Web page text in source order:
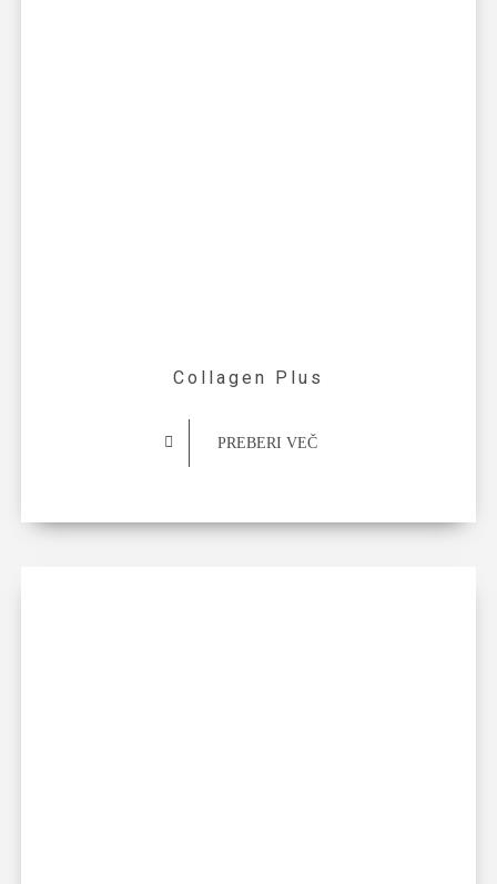
Collagen Plus
PREBERI VEČ